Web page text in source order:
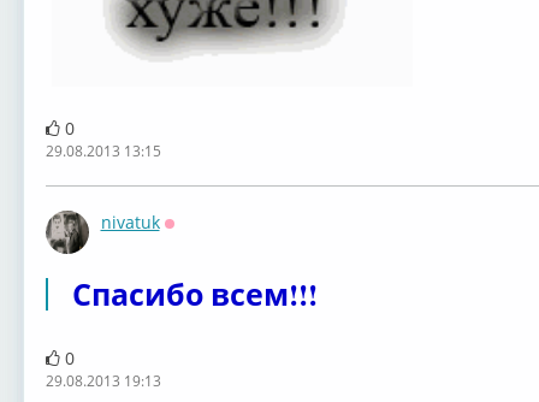
0
29.08.2013 13:15
nivatuk
Спасибо всем!!!
0
29.08.2013 19:13